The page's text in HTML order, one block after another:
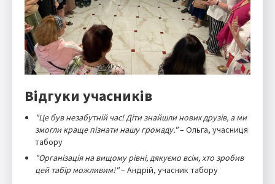
Відгуки учасників
"Це був незабутній час! Діти знайшли нових друзів, а ми
змогли краще пізнати нашу громаду."– Ольга, учасниця
табору
"Організація на вищому рівні, дякуємо всім, хто зробив
цей табір можливим!"– Андрій, учасник табору